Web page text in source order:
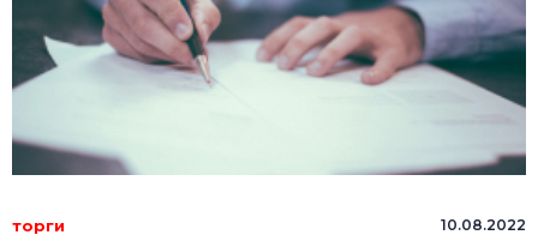
торги 10.08.2022